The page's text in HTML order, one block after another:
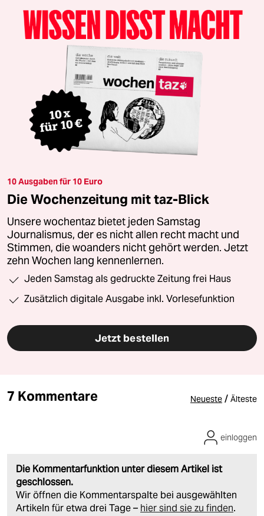
10 Ausgaben für 10 Euro
Die Wochenzeitung mit taz-Blick
Unsere wochentaz bietet jeden Samstag
Journalismus, der es nicht allen recht macht und
Stimmen, die woanders nicht gehört werden. Jetzt
zehn Wochen lang kennenlernen.
Jeden Samstag als gedruckte Zeitung frei Haus
Zusätzlich digitale Ausgabe inkl. Vorlesefunktion
Jetzt bestellen
7 Kommentare Neueste / Älteste
Die Kommentarfunktion unter diesem Artikel ist
geschlossen.
Wir öffnen die Kommentarspalte bei ausgewählten
Artikeln für etwa drei Tage – hier sind sie zu finden.
einloggen